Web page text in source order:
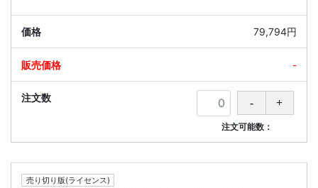
79,794円
-
注文可能数：
売り切り版(ライセンス)